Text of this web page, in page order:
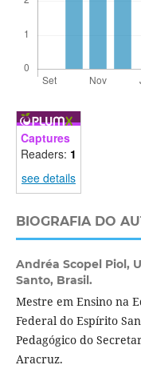
Captures
Readers: 1
see details
BIOGRAFIA DO
Andréa Scopel Piol,
Santo, Brasil.
Mestre em Ensino na
Federal do Espírito
Pedagógico do
Aracruz.